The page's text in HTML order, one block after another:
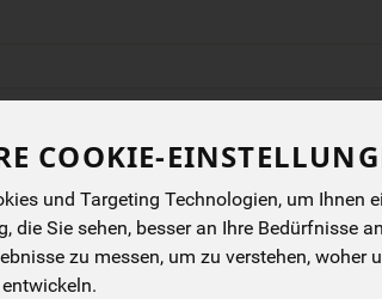
COOKIE-
und Targeting Technologien, um Ihnen
die Sie sehen, besser an Ihre Bedürfnisse
zu messen, um zu verstehen, woher
Produkt
BIOKISTEN ANGEBOTE
OLIVENÖL NATIV